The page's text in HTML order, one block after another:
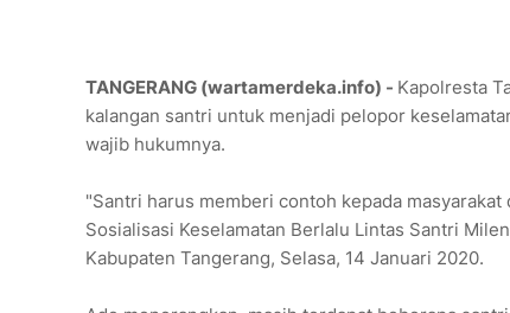
TANGERANG (wartamerdeka.info) - Kapolresta
kalangan santri untuk menjadi pelopor
wajib hukumnya.
"Santri harus memberi contoh kepada
Sosialisasi Keselamatan Berlalu Lintas Santri
Kabupaten Tangerang, Selasa, 14 Januari 2020.